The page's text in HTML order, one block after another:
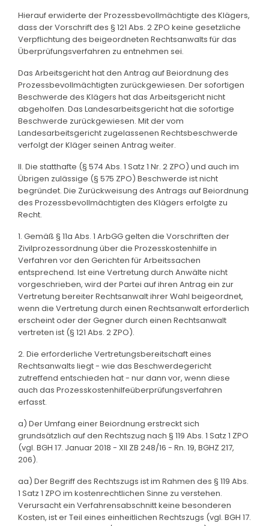
Hierauf erwiderte der Prozessbevollmächtigte des Klägers,
dass der Vorschrift des § 121 Abs. 2 ZPO keine gesetzliche
Verpflichtung des beigeordneten Rechtsanwalts für das
Überprüfungsverfahren zu entnehmen sei.
Das Arbeitsgericht hat den Antrag auf Beiordnung des
Prozessbevollmächtigten zurückgewiesen. Der sofortigen
Beschwerde des Klägers hat das Arbeitsgericht nicht
abgeholfen. Das Landesarbeitsgericht hat die sofortige
Beschwerde zurückgewiesen. Mit der vom
Landesarbeitsgericht zugelassenen Rechtsbeschwerde
verfolgt der Kläger seinen Antrag weiter.
II. Die statthafte (§ 574 Abs. 1 Satz 1 Nr. 2 ZPO) und auch im
Übrigen zulässige (§ 575 ZPO) Beschwerde ist nicht
begründet. Die Zurückweisung des Antrags auf Beiordnung
des Prozessbevollmächtigten des Klägers erfolgte zu
Recht.
1. Gemäß § 11a Abs. 1 ArbGG gelten die Vorschriften der
Zivilprozessordnung über die Prozesskostenhilfe in
Verfahren vor den Gerichten für Arbeitssachen
entsprechend. Ist eine Vertretung durch Anwälte nicht
vorgeschrieben, wird der Partei auf ihren Antrag ein zur
Vertretung bereiter Rechtsanwalt ihrer Wahl beigeordnet,
wenn die Vertretung durch einen Rechtsanwalt erforderlich
erscheint oder der Gegner durch einen Rechtsanwalt
vertreten ist (§ 121 Abs. 2 ZPO).
2. Die erforderliche Vertretungsbereitschaft eines
Rechtsanwalts liegt - wie das Beschwerdegericht
zutreffend entschieden hat - nur dann vor, wenn diese
auch das Prozesskostenhilfeüberprüfungsverfahren
erfasst.
a) Der Umfang einer Beiordnung erstreckt sich
grundsätzlich auf den Rechtszug nach § 119 Abs. 1 Satz 1 ZPO
(vgl. BGH 17. Januar 2018 - XII ZB 248/16 - Rn. 19, BGHZ 217,
206).
aa) Der Begriff des Rechtszugs ist im Rahmen des § 119 Abs.
1 Satz 1 ZPO im kostenrechtlichen Sinne zu verstehen.
Verursacht ein Verfahrensabschnitt keine besonderen
Kosten, ist er Teil eines einheitlichen Rechtszugs (vgl. BGH 17.